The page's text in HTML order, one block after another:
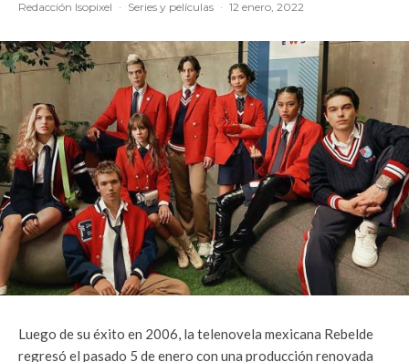
Redacción Isopixel · Series y películas · 12 enero, 2022
Luego de su éxito en 2006, la telenovela mexicana Rebelde
regresó el pasado 5 de enero con una producción renovada